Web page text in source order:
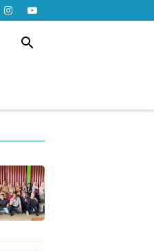
search